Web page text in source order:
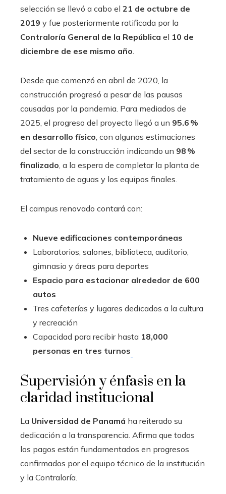
selección se llevó a cabo el 21 de octubre de
2019 y fue posteriormente ratificada por la
Contraloría General de la República el 10 de
diciembre de ese mismo año
Desde que comenzó en abril de 2020, la
construcción progresó a pesar de las pausas
causadas por la pandemia. Para mediados de
2025, el progreso del proyecto llegó a un 95.6 %
en desarrollo físico , con algunas estimaciones
del sector de la construcción indicando un 98 %
finalizado , a la espera de completar la planta de
tratamiento de aguas y los equipos finales.
El campus renovado contará con:
Nueve edificaciones contemporáneas
Laboratorios, salones, biblioteca, auditorio,
gimnasio y áreas para deportes
Espacio para estacionar alrededor de 600
autos
Tres cafeterías y lugares dedicados a la cultura
y recreación
Capacidad para recibir hasta 18,000
personas en tres turnos
Supervisión y énfasis en la
claridad institucional
La Universidad de Panamá ha reiterado su
dedicación a la transparencia. Afirma que todos
los pagos están fundamentados en progresos
confirmados por el equipo técnico de la institución
y la Contraloría.